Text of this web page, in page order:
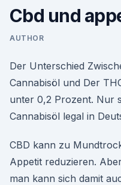
Cbd und
AUTHOR
Der Unterschied
Cannabisöl und Der
unter 0,2 Prozent. Nur
Cannabisöl legal in
CBD kann zu
Appetit reduzieren.
man kann sich damit